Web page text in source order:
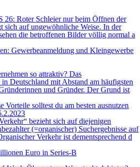
26: Roter Schleier nur beim Öffnen der
sich auf ungewöhnliche Weise. In der
die betroffenen Bilder völlig normal a
Gewerbeanmeldung und Kleingewerbe
so attraktiv? Das
Deutschland mit Abstand am häufigsten
und Gründer. Der Grund ist
Vorteile solltest du am besten ausnutzen
bezieht sich auf diejenigen
(=organischer) Suchergebnisse auf
Verkehr ist dementsprechend d
Euro in Series-B